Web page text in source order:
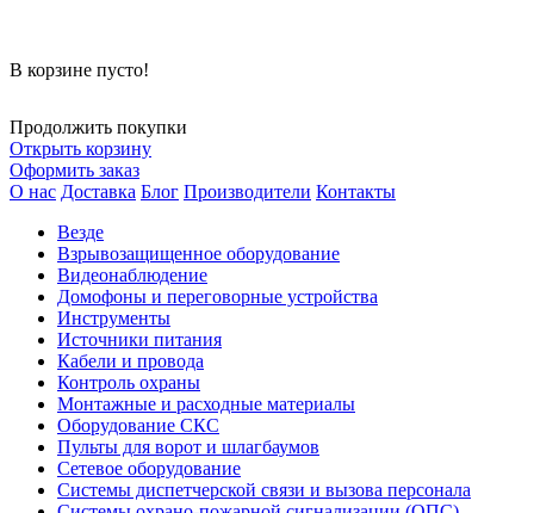
В корзине пусто!
Продолжить покупки
Открыть корзину
Оформить заказ
О нас Доставка Блог Производители Контакты
Везде
Взрывозащищенное оборудование
Видеонаблюдение
Домофоны и переговорные устройства
Инструменты
Источники питания
Кабели и провода
Контроль охраны
Монтажные и расходные материалы
Оборудование СКС
Пульты для ворот и шлагбаумов
Сетевое оборудование
Системы диспетчерской связи и вызова персонала